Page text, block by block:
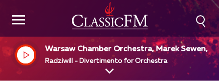
Warsaw Chamber Orchestra, Marek Sewen,
Radziwill - Divertimento for Orchestra